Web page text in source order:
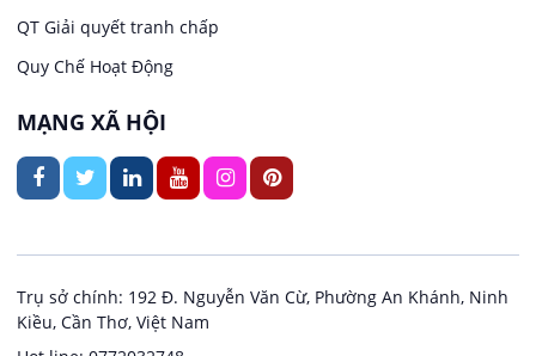
Ngân hàng
Nhà hàng / Khách sạn
Thủy Sản
Quản lý chất lượng (QA/QC)
Việc làm tại Thuận Hưng
Việc làm tại Vị Thanh
Việc làm tại Long Phú 1
QT Giải quyết tranh chấp
Quy Chế Hoạt Động
MẠNG XÃ HỘI
Trụ sở chính: 192 Đ. Nguyễn Văn Cừ, Phường An Khánh, Ninh
Kiều, Cần Thơ, Việt Nam